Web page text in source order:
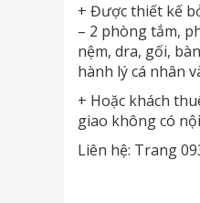
+ Được thiết kế
– 2 phòng tắm,
nệm, dra, gối,
hành lý cá nhân
+ Hoặc khách
giao không có
Liên hệ: Trang